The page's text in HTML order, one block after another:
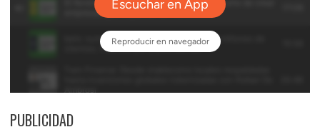
PUBLICIDAD